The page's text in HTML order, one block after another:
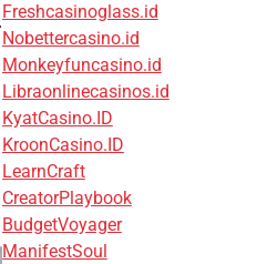
Freshcasinoglass.id
Nobettercasino.id
Monkeyfuncasino.id
Libraonlinecasinos.id
KyatCasino.ID
KroonCasino.ID
LearnCraft
CreatorPlaybook
BudgetVoyager
ManifestSoul